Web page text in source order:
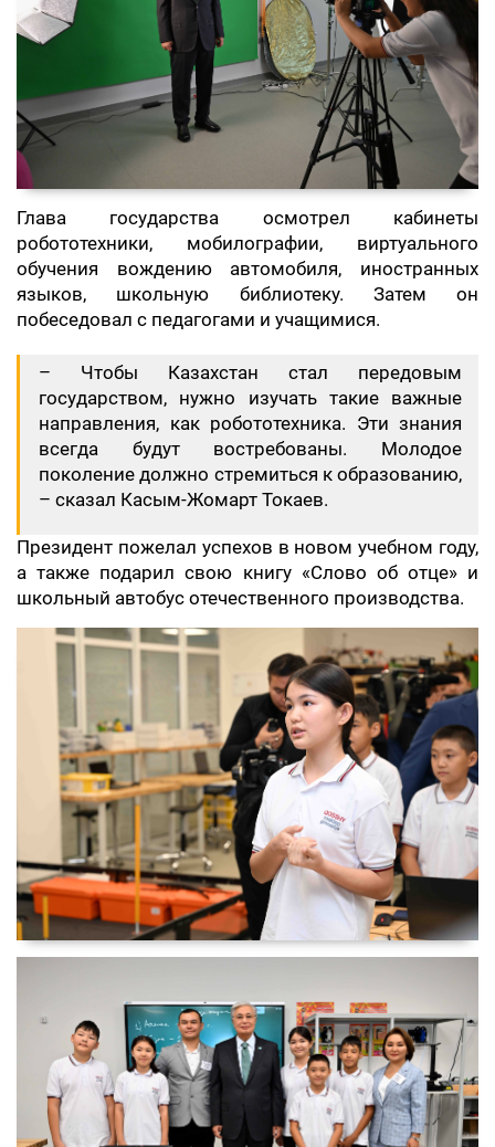
Глава государства осмотрел кабинеты
робототехники, мобилографии, виртуального
обучения вождению автомобиля, иностранных
языков, школьную библиотеку. Затем он
побеседовал с педагогами и учащимися.
– Чтобы Казахстан стал передовым
государством, нужно изучать такие важные
направления, как робототехника. Эти знания
всегда будут востребованы. Молодое
поколение должно стремиться к образованию,
– сказал Касым-Жомарт Токаев.
Президент пожелал успехов в новом учебном году,
а также подарил свою книгу «Слово об отце» и
школьный автобус отечественного производства.